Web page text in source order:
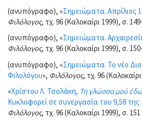
(ανυπόγραφο), «Σημειώματα. Απρίλιος
Φιλόλογος, τχ. 96 (Καλοκαίρι 1999), σ.
(ανυπόγραφο), «Σημειώματα.
Φιλόλογος, τχ. 96 (Καλοκαίρι 1999), σ.
(ανυπόγραφο), «Σημειώματα. Το νέο
Φιλολόγου», Φιλόλογος, τχ. 96
«Χρίστου Λ. Τσολάκη, Τη γλώσσα μού
Κυκλοφορεί σε συνεργασία του 9,58
Φιλόλογος, τχ. 96 (Καλοκαίρι 1999), σ. 151